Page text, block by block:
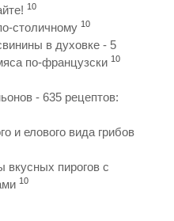
10
столичному 10
в духовке - 5
по-французски 10
- 635 рецептов:
и елового вида грибов
пирогов с
10